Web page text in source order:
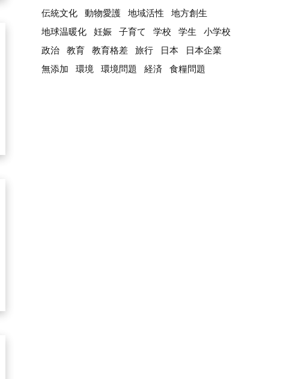
伝統文化
動物愛護 地域活性
地方創生
地球温暖化
妊娠 子育て 学校 学生
小学校
政治
教育 教育格差 旅行 日本
日本企業
無添加
環境 環境問題 経済 食糧問題